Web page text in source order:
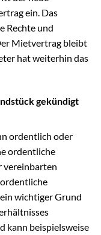
ein. Das
Rechte und
Mietvertrag bleibt
hat weiterhin das
gekündigt
ordentlich oder
ordentliche
vereinbarten
wichtiger Grund
kann beispielsweise